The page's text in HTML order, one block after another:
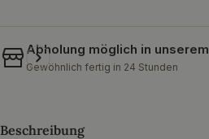
Abholung möglich in unserem
Gewöhnlich fertig in 24 Stunden
Beschreibung